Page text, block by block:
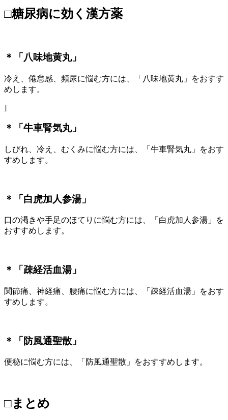
□糖尿病に効く漢方薬
＊「八味地黄丸」
冷え、倦怠感、頻尿に悩む方には、「八味地黄丸」をおすす
めします。
]
＊「牛車腎気丸」
しびれ、冷え、むくみに悩む方には、「牛車腎気丸」をおす
すめします。
＊「白虎加人参湯」
口の渇きや手足のほてりに悩む方には、「白虎加人参湯」を
おすすめします。
＊「疎経活血湯」
関節痛、神経痛、腰痛に悩む方には、「疎経活血湯」をおす
すめします。
＊「防風通聖散」
便秘に悩む方には、「防風通聖散」をおすすめします。
□まとめ